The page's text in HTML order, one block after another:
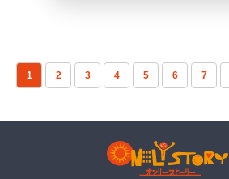
1 2 3 4 5 6 7